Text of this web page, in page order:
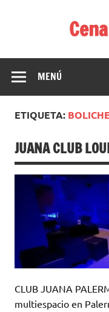
Cena Show
MENÚ
ETIQUETA:
JUANA CLUB
CLUB JUANA
multiespacio en